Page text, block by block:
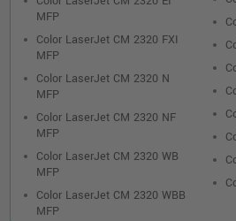
HP 304A Toner
Schwarz
173,99 €
zzgl. Versand
Kompatibler Toner
(CC532A) · Gelb
MFP
Color LaserJet CM 2320 FXI
MFP
Color LaserJet CM 2320 N
MFP
Color LaserJet CM 2320 NF
MFP
Color LaserJet CM 2320 WB
MFP
Color LaserJet CM 2320 WBB
MFP